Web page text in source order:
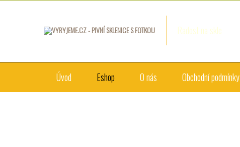
Radost na skle
Úvod Eshop O nás Obchodní podmínky